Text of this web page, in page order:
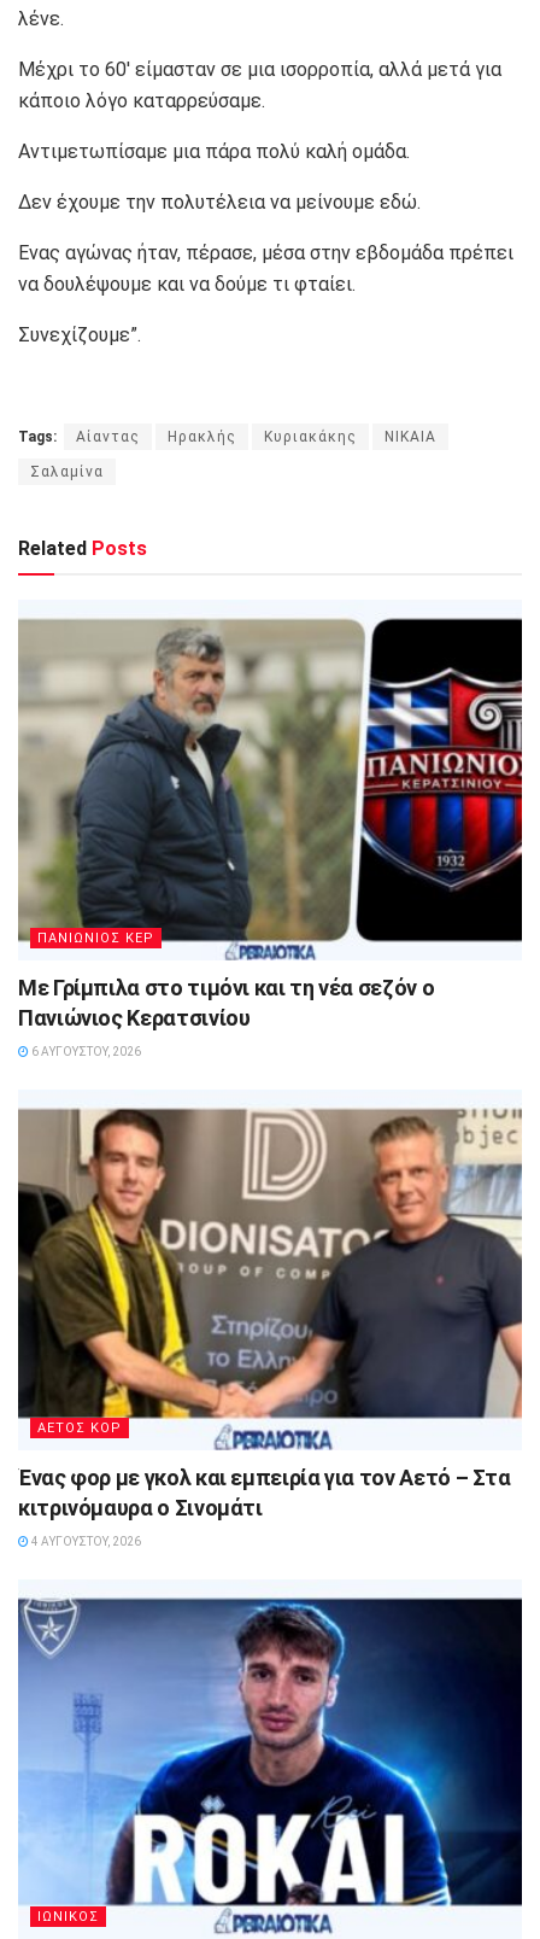
λένε.
Μέχρι το 60′ είμασταν σε μια ισορροπία, αλλά μετά για
κάποιο λόγο καταρρεύσαμε.
Αντιμετωπίσαμε μια πάρα πολύ καλή ομάδα.
Δεν έχουμε την πολυτέλεια να μείνουμε εδώ.
Ενας αγώνας ήταν, πέρασε, μέσα στην εβδομάδα πρέπει
να δουλέψουμε και να δούμε τι φταίει.
Συνεχίζουμε”.
Tags: Αίαντας Ηρακλής Κυριακάκης ΝΙΚΑΙΑ
Σαλαμίνα
Related Posts
ΠΑΝΙΩΝΙΟΣ ΚΕΡ
Με Γρίμπιλα στο τιμόνι και τη νέα σεζόν ο
Πανιώνιος Κερατσινίου
6 ΑΥΓΟΎΣΤΟΥ, 2026
ΑΕΤΟΣ ΚΟΡ
Ένας φορ με γκολ και εμπειρία για τον Αετό – Στα
κιτρινόμαυρα ο Σινομάτι
4 ΑΥΓΟΎΣΤΟΥ, 2026
ΙΩΝΙΚΟΣ